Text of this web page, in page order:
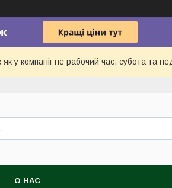
у компанії не рабочий час, субота та
О НАС